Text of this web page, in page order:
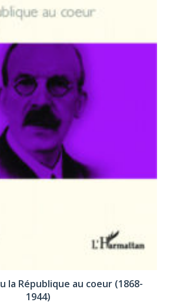
la République au coeur (1868-
1944)